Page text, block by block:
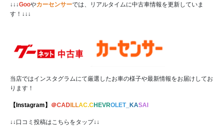
↓↓↓Gooやカーセンサーでは、リアルタイムに中古車情報を更新していま
す！↓↓↓
当店ではインスタグラムにて厳選したお車の様子や最新情報をお届けしてお
ります！
【Instagram】 ＠CAD ILLAC.CHEVROLET_ KASAI
↓↓口コミ投稿はこちらをタップ↓↓